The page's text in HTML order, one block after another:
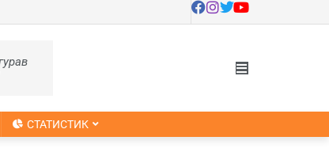
СТАТИСТИК